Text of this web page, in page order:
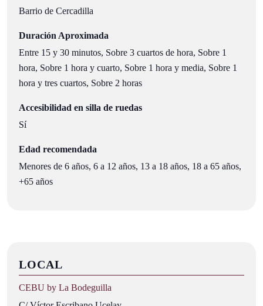
Barrio de Cercadilla
Duración Aproximada
Entre 15 y 30 minutos, Sobre 3 cuartos de hora, Sobre 1
hora, Sobre 1 hora y cuarto, Sobre 1 hora y media, Sobre 1
hora y tres cuartos, Sobre 2 horas
Accesibilidad en silla de ruedas
Sí
Edad recomendada
Menores de 6 años, 6 a 12 años, 13 a 18 años, 18 a 65 años,
+65 años
LOCAL
CEBU by La Bodeguilla